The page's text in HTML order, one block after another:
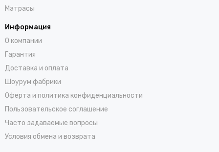
Матрасы
Информация
О компании
Гарантия
Доставка и оплата
Шоурум фабрики
Оферта и политика конфиденциальности
Пользовательское соглашение
Часто задаваемые вопросы
Условия обмена и возврата